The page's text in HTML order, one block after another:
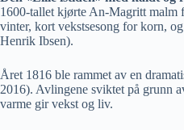
1600-tallet kjørte An-Magritt malm
vinter, kort vekstsesong for korn,
Henrik Ibsen).
Året 1816 ble rammet av en
2016). Avlingene sviktet på grunn
varme gir vekst og liv.